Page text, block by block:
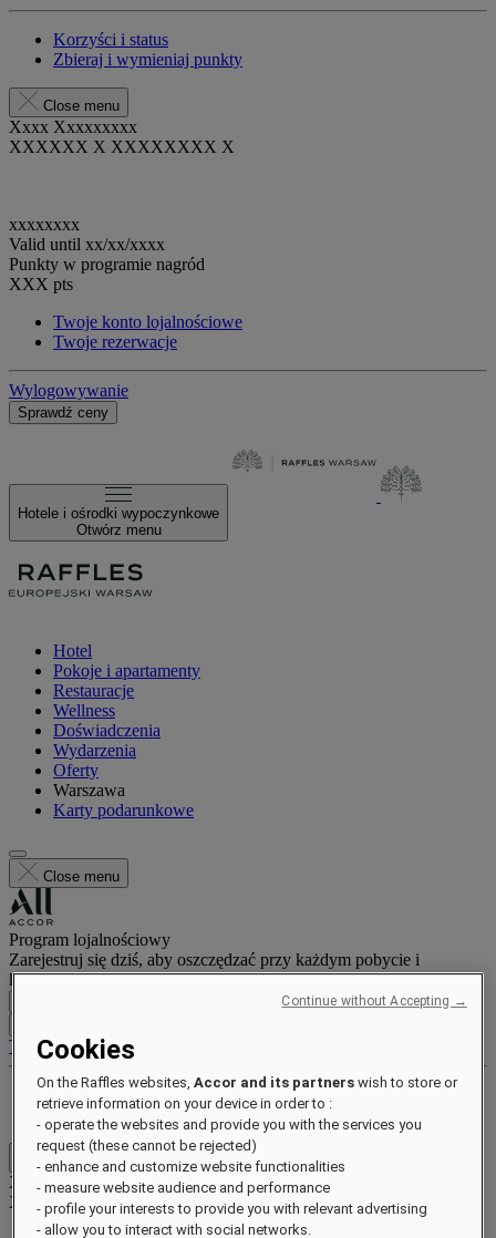
Korzyści i status
Zbieraj i wymieniaj punkty
Close menu
Xxxx Xxxxxxxxx
XXXXXX X XXXXXXXX X
xxxxxxxx
Valid until xx/xx/xxxx
Punkty w programie nagród
XXX pts
Twoje konto lojalnościowe
Twoje rezerwacje
Wylogowywanie
Sprawdź ceny
Hotele i ośrodki wypoczynkowe
Otwórz menu
Hotel
Pokoje i apartamenty
Restauracje
Wellness
Doświadczenia
Wydarzenia
Oferty
Warszawa
Karty podarunkowe
Close menu
Program lojalnościowy
Zarejestruj się dziś, aby oszczędzać przy każdym pobycie i
korzystać z wyjątkowych korzyści.
Twoje rezerwacje
Korzyści i status
Zbieraj i wymieniaj punkty
Close menu
Xxxx Xxxxxxxxx
XXXXXX X XXXXXXXX X
Cookies
On the Raffles websites,Accor and its partners wish to store or
retrieve information on your device in order to :
- operate the websites and provide you with the services you
request (these cannot be rejected)
- enhance and customize website functionalities
- measure website audience and performance
- profile your interests to provide you with relevant advertising
- allow you to interact with social networks.
Continue without Accepting →